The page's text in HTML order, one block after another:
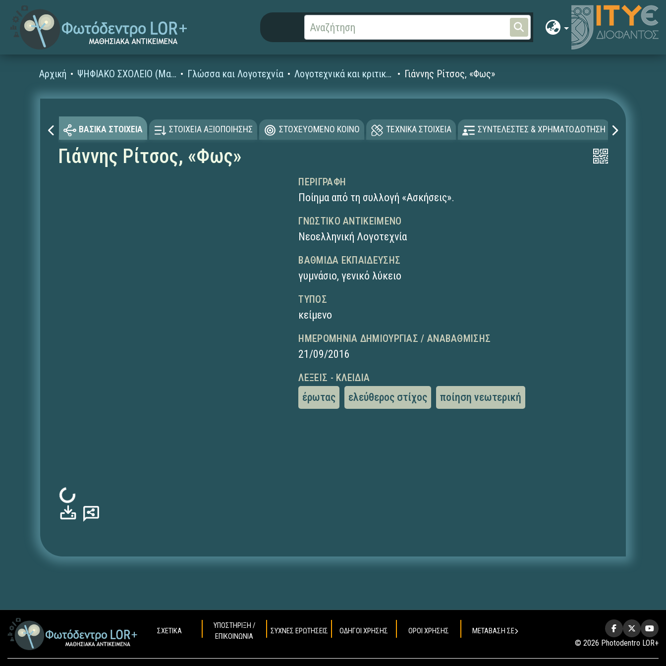
Αρχική ΨΗΦΙΑΚΟ ΣΧΟΛΕΙΟ (Μαθησιακά Αντικείμενα) Γλώσσα και Λογοτεχνία Λογοτεχνικά και κριτικά κείμενα Γιάννης Ρίτσος, «Φως»
ΒΑΣΙΚΑ ΣΤΟΙΧΕΙΑ ΣΤΟΙΧΕΙΑ ΑΞΙΟΠΟΙΗΣΗΣ ΣΤΟΧΕΥΟΜΕΝΟ ΚΟΙΝΟ ΤΕΧΝΙΚΑ ΣΤΟΙΧΕΙΑ ΣΥΝΤΕΛΕΣΤΕΣ & ΧΡΗΜΑΤΟΔΟΤΗΣΗ
Γιάννης Ρίτσος, «Φως»
Φόρτωση...
ΠΕΡΙΓΡΑΦΉ
Ποίημα από τη συλλογή «Ασκήσεις».
ΓΝΩΣΤΙΚΌ ΑΝΤΙΚΕΊΜΕΝΟ
Νεοελληνική Λογοτεχνία
ΒΑΘΜΊΔΑ ΕΚΠΑΊΔΕΥΣΗΣ
γυμνάσιο,γενικό λύκειο
ΤΎΠΟΣ
κείμενο
ΗΜΕΡΟΜΗΝΊΑ ΔΗΜΙΟΥΡΓΊΑΣ / ΑΝΑΒΆΘΜΙΣΗΣ
21/09/2016
ΛΈΞΕΙΣ - ΚΛΕΙΔΙΆ
έρωτας ελεύθερος στίχος ποίηση νεωτερική
ΣΧΕΤΙΚΑ
ΥΠΟΣΤΗΡΙΞΗ /
ΕΠΙΚΟΙΝΩΝΙΑ
ΣΥΧΝΕΣ ΕΡΩΤΗΣΕΙΣ ΟΔΗΓΟΙ ΧΡΗΣΗΣ ΟΡΟΙ ΧΡΗΣΗΣ ΜΕΤΑΒΑΣΗ ΣΕ
© 2026 Photodentro LOR+